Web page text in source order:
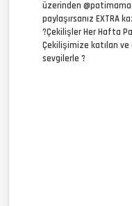
üzerinden
paylaşırsanız EXTRA
?️Çekilişler Her Hafta
Çekilişimize katılan ve
sevgilerle ?